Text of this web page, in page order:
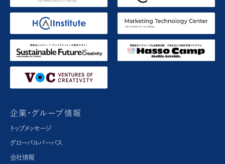
企業・グループ情報
トップメッセージ
グローバルパーパス​
会社情報